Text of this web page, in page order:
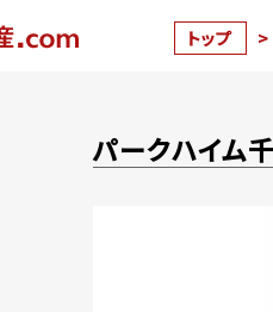
トップ >
パークハイム